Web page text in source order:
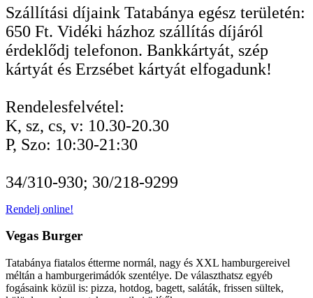
Szállítási díjaink Tatabánya egész területén:
650 Ft. Vidéki házhoz szállítás díjáról
érdeklődj telefonon. Bankkártyát, szép
kártyát és Erzsébet kártyát elfogadunk!
Rendelesfelvétel:
K, sz, cs, v: 10.30-20.30
P, Szo: 10:30-21:30
34/310-930; 30/218-9299
Rendelj online!
Vegas Burger
Tatabánya fiatalos étterme normál, nagy és XXL hamburgereivel
méltán a hamburgerimádók szentélye. De választhatsz egyéb
fogásaink közül is: pizza, hotdog, bagett, saláták, frissen sültek,